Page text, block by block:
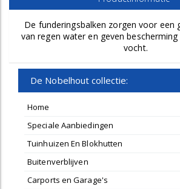
De funderingsbalken zorgen voor een
van regen water en geven
vocht.
De Nobelhout collectie:
Home
Speciale Aanbiedingen
Tuinhuizen En Blokhutten
Buitenverblijven
Carports en Garage's